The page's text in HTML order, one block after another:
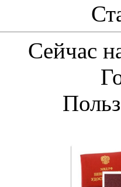
Сейчас